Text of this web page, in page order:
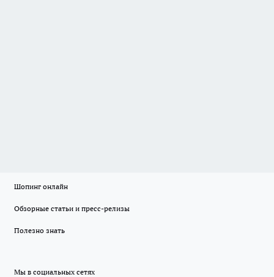
Шопинг онлайн
Обзорные статьи и пресс-релизы
Полезно знать
Мы в социальных сетях